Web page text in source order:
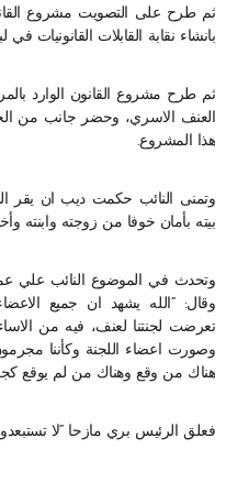
بانشاء نقابة القابلات القانونيات
العنف الاسري، وحضر جانب من
هذا المشروع.
وتمنى النائب حكمت ديب ان يقر
بيته بأمان خوفا من زوجته وابنته
وتحدث في الموضوع النائب علي
وقال: “الله يشهد ان جميع
تعرضت لجنتنا لعنف، فيه من
وصورت اعضاء اللجنة وكأننا
هناك من وقع وهناك من لم يوقع
فعلق الرئيس بري مازحا “لا